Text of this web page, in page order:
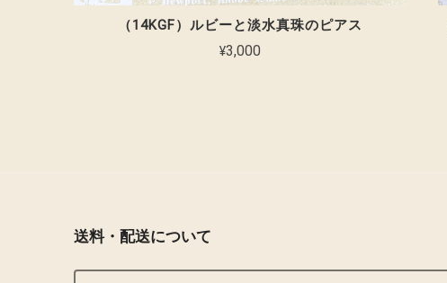
（14KGF）ルビーと淡水真珠のピアス
¥3,000
送料・配送について